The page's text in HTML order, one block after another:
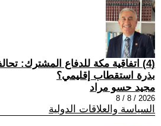
(4) اتفاقية مكة للدفاع المشترك:
بذرة استقطاب إقليمي؟
مجيد حسو مراد
2026 / 8 / 8
السياسة والعلاقات الدولية